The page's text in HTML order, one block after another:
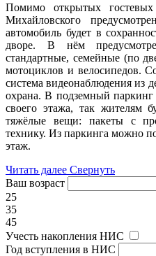
Помимо открытых
Михайловского
автомобиль будет в
дворе. В нём
стандартные, семейные (по
мотоциклов и велосипедов.
система видеонаблюдения из
охрана. В подземный
своего этажа, так жителям
тяжёлые вещи: пакеты с
технику. Из паркинга можно
этаж.
Читать далее Свернуть
Ваш возраст
25
35
45
Учесть накопления НИС
Год вступления в НИС